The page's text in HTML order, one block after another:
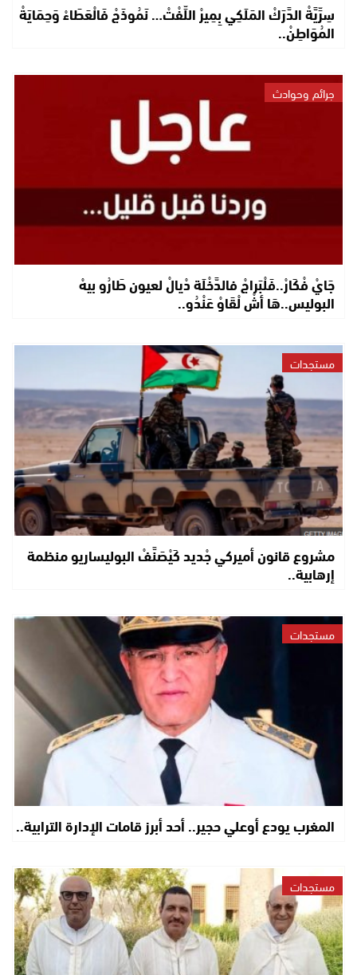
سِرِّيَّةْ الدَّرَكْ المَلَكِي بِمِيرْ اللِّفْتْ… نَمُوذَجْ فَالْعَطَاءْ وَحِمَايَةْ
المُوَاطِنْ..
جرائم وحوادث
جَايْ فْكَارْ..فَلْبَراجْ فالدَّخْلَة دْيالْ لعيون طَارُو بيهْ
البوليس..هَا أشْ لْقَاوْ عَنْدُو..
مستجدات
مشروع قانون أميركي جْديد كَيْصَنَّفْ البوليساريو منظمة
إرهابية..
مستجدات
المغرب يودع أوعلي حجير.. أحد أبرز قامات الإدارة الترابية..
مستجدات